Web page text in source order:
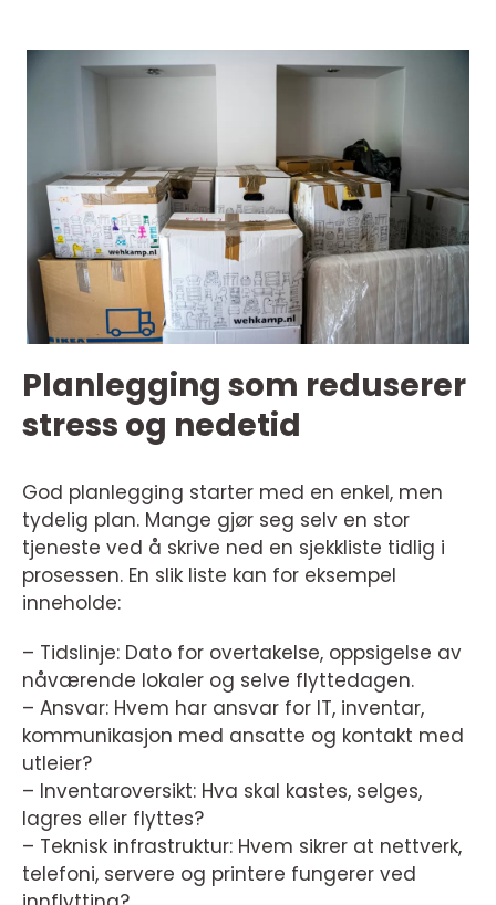
Planlegging som reduserer
stress og nedetid
God planlegging starter med en enkel, men
tydelig plan. Mange gjør seg selv en stor
tjeneste ved å skrive ned en sjekkliste tidlig i
prosessen. En slik liste kan for eksempel
inneholde:
– Tidslinje: Dato for overtakelse, oppsigelse av
nåværende lokaler og selve flyttedagen.
– Ansvar: Hvem har ansvar for IT, inventar,
kommunikasjon med ansatte og kontakt med
utleier?
– Inventaroversikt: Hva skal kastes, selges,
lagres eller flyttes?
– Teknisk infrastruktur: Hvem sikrer at nettverk,
telefoni, servere og printere fungerer ved